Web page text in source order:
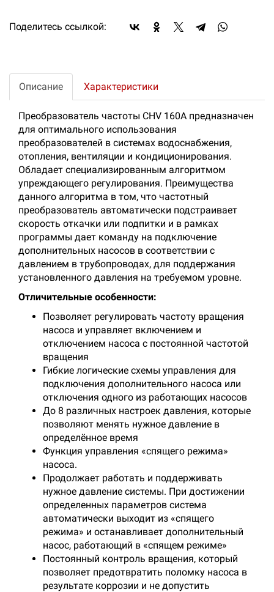
Поделитесь ссылкой:
Описание Характеристики
Преобразователь частоты CHV 160А предназначен
для оптимального использования
преобразователей в системах водоснабжения,
отопления, вентиляции и кондиционирования.
Обладает специализированным алгоритмом
упреждающего регулирования. Преимущества
данного алгоритма в том, что частотный
преобразователь автоматически подстраивает
скорость откачки или подпитки и в рамках
программы дает команду на подключение
дополнительных насосов в соответствии с
давлением в трубопроводах, для поддержания
установленного давления на требуемом уровне.
Отличительные особенности:
Позволяет регулировать частоту вращения
насоса и управляет включением и
отключением насоса с постоянной частотой
вращения
Гибкие логические схемы управления для
подключения дополнительного насоса или
отключения одного из работающих насосов
До 8 различных настроек давления, которые
позволяют менять нужное давление в
определённое время
Функция управления «спящего режима»
насоса.
Продолжает работать и поддерживать
нужное давление системы. При достижении
определенных параметров система
автоматически выходит из «спящего
режима» и останавливает дополнительный
насос, работающий в «спящем режиме»
Постоянный контроль вращения, который
позволяет предотвратить поломку насоса в
результате коррозии и не допустить